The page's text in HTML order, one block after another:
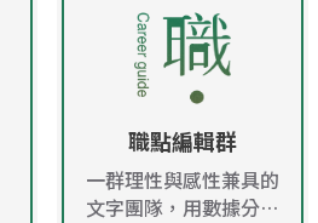
職點編輯群
一群理性與感性兼具的
文字團隊，用數據分析